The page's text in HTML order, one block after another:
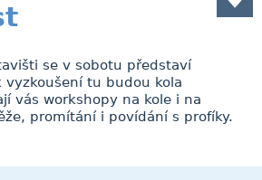
se v sobotu představí
vyzkoušení tu budou kola
vás workshopy na kole i na
promítání i povídání s profíky.